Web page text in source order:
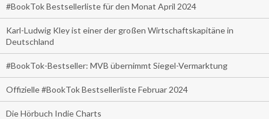
#BookTok Bestsellerliste für den Monat April 2024
Karl-Ludwig Kley ist einer der großen Wirtschaftskapitäne in
Deutschland
#BookTok-Bestseller: MVB übernimmt Siegel-Vermarktung
Offizielle #BookTok Bestsellerliste Februar 2024
Die Hörbuch Indie Charts